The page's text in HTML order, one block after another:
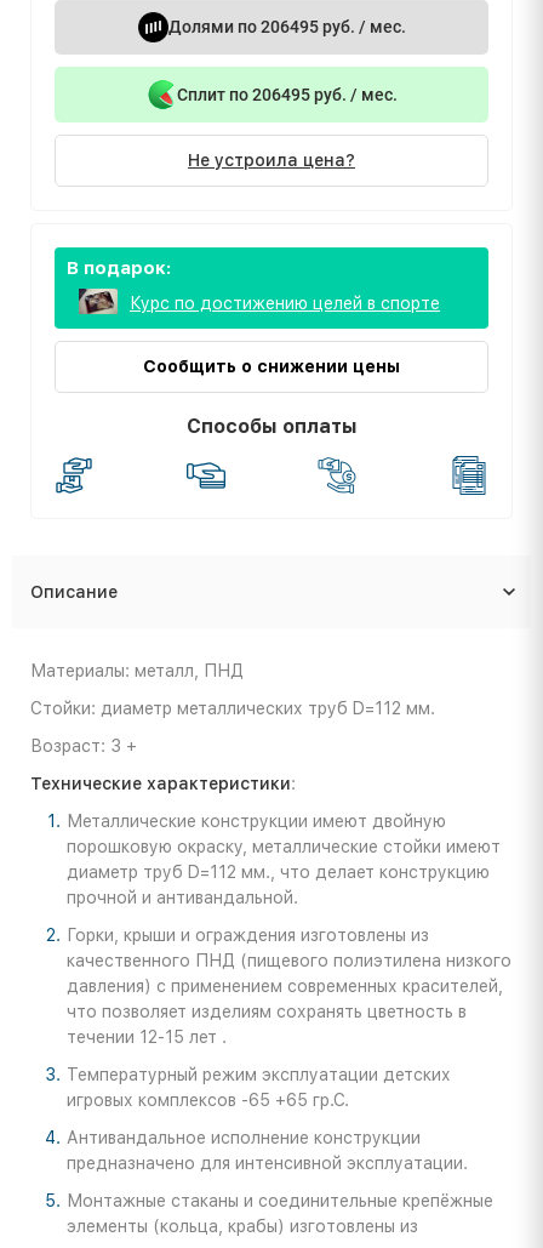
Долями по 206495 руб. / мес.
Сплит по 206495 руб. / мес.
Не устроила цена?
В подарок:
Курс по достижению целей в спорте
Сообщить о снижении цены
Способы оплаты
Описание
Материалы: металл, ПНД
Стойки: диаметр металлических труб D=112 мм.
Возраст: 3 +
Технические характеристики:
Металлические конструкции имеют двойную
порошковую окраску, металлические стойки имеют
диаметр труб D=112 мм., что делает конструкцию
прочной и антивандальной.
Горки, крыши и ограждения изготовлены из
качественного ПНД (пищевого полиэтилена низкого
давления) с применением современных красителей,
что позволяет изделиям сохранять цветность в
течении 12-15 лет .
Температурный режим эксплуатации детских
игровых комплексов -65 +65 гр.С.
Антивандальное исполнение конструкции
предназначено для интенсивной эксплуатации.
Монтажные стаканы и соединительные крепёжные
элементы (кольца, крабы) изготовлены из